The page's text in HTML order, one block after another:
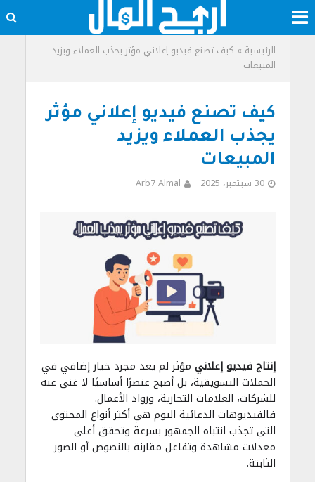
الرئيسية » كيف تصنع فيديو إعلاني مؤثر يجذب العملاء ويزيد
المبيعات
كيف تصنع فيديو إعلاني مؤثر
يجذب العملاء ويزيد
المبيعات
30 سبتمبر، 2025 Arb7 Almal
إنتاجفيديو إعلاني مؤثر لم يعد مجرد خيار إضافي في
الحملات التسويقية، بل أصبح عنصرًا أساسيًا لا غنى عنه
للشركات، العلامات التجارية، ورواد الأعمال.
فالفيديوهات الدعائية اليوم هي أكثر أنواع المحتوى
التي تجذب انتباه الجمهور بسرعة وتحقق أعلى
معدلات مشاهدة وتفاعل مقارنة بالنصوص أو الصور
الثابتة.